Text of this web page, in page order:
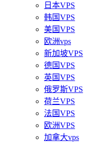
日本VPS
韩国VPS
美国VPS
欧洲vps
新加坡VPS
德国VPS
英国VPS
俄罗斯VPS
荷兰VPS
法国VPS
欧洲VPS
加拿大vps